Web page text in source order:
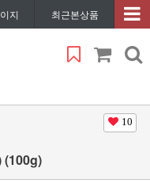
지 최근본상품
10
(100g)